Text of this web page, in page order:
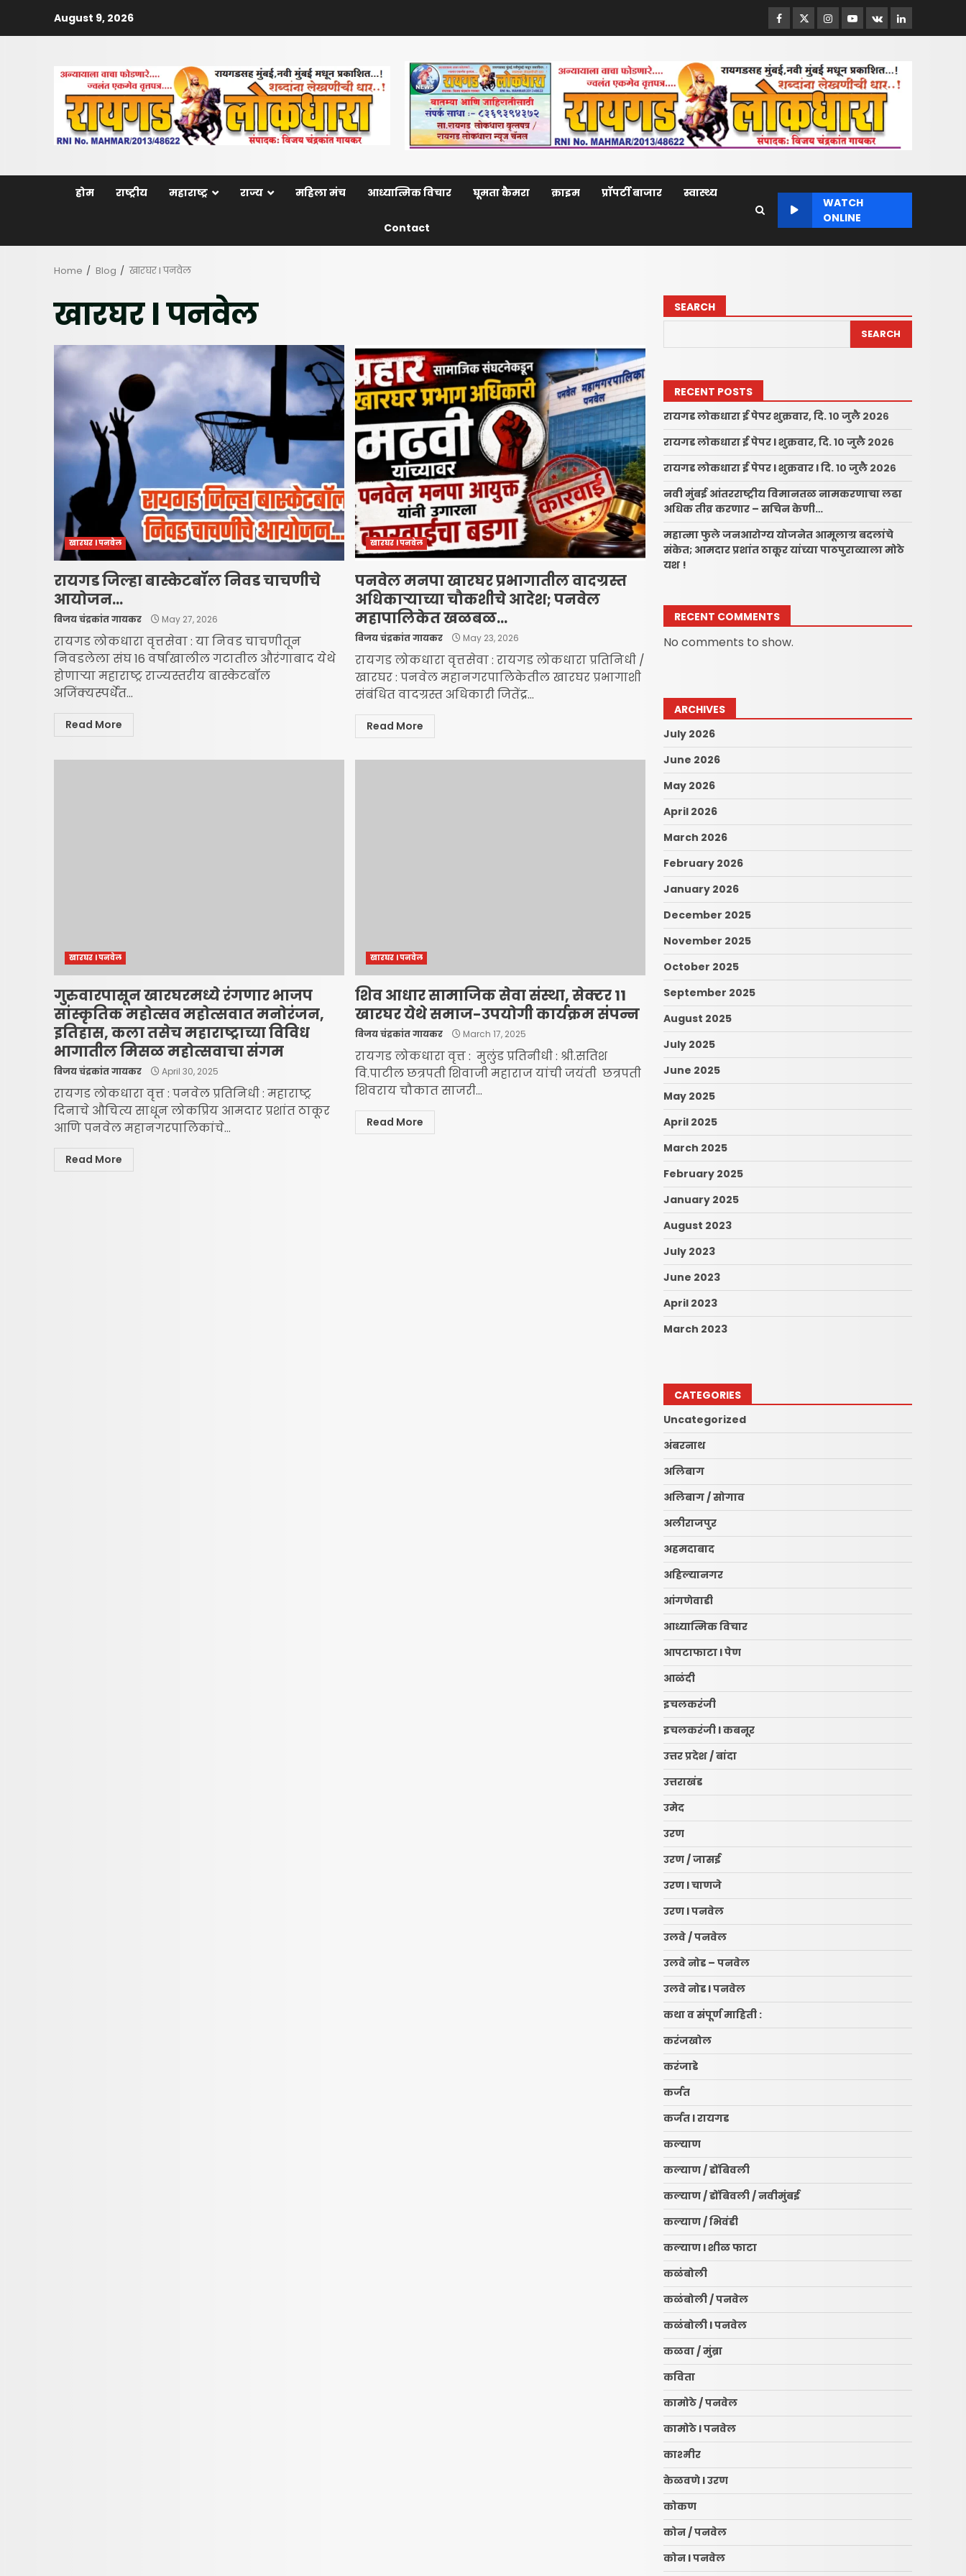
August 9, 2026 Facebook
TwitterInstagram
Youtube
VK LinkedIn
होम राष्ट्रीय महाराष्ट्र राज्य महिला मंच आध्यात्मिक विचार घूमता कैमरा क्राइम प्रॉपर्टी बाजार स्वास्थ्य
Contact
WATCH
ONLINE
Home Blog खारघर l पनवेल
खारघर l पनवेल
खारघर l पनवेल
रायगड जिल्हा बास्केटबॉल निवड चाचणीचे
आयोजन…
विजय चंद्रकांत गायकर May 27, 2026
रायगड लोकधारा वृत्तसेवा : या निवड चाचणीतून
निवडलेला संघ 16 वर्षाखालील गटातील औरंगाबाद येथे
होणार्‍या महाराष्ट्र राज्यस्तरीय बास्केटबॉल
अजिंक्यस्पर्धेत...
Read More
खारघर l पनवेल
पनवेल मनपा खारघर प्रभागातील वादग्रस्त
अधिकाऱ्याच्या चौकशीचे आदेश; पनवेल
महापालिकेत खळबळ…
विजय चंद्रकांत गायकर May 23, 2026
रायगड लोकधारा वृत्तसेवा : रायगड लोकधारा प्रतिनिधी /
खारघर : पनवेल महानगरपालिकेतील खारघर प्रभागाशी
संबंधित वादग्रस्त अधिकारी जितेंद्र...
Read More
खारघर l पनवेल
गुरुवारपासून खारघरमध्ये रंगणार भाजप
सांस्कृतिक महोत्सव महोत्सवात मनोरंजन,
इतिहास, कला तसेच महाराष्ट्राच्या विविध
भागातील मिसळ महोत्सवाचा संगम
विजय चंद्रकांत गायकर April 30, 2025
रायगड लोकधारा वृत्त : पनवेल प्रतिनिधी : महाराष्ट्र
दिनाचे औचित्य साधून लोकप्रिय आमदार प्रशांत ठाकूर
आणि पनवेल महानगरपालिकांचे...
Read More
खारघर l पनवेल
शिव आधार सामाजिक सेवा संस्था, सेक्टर 11
खारघर येथे समाज-उपयोगी कार्यक्रम संपन्न
विजय चंद्रकांत गायकर March 17, 2025
रायगड लोकधारा वृत्त : मुलुंड प्रतिनीधी : श्री.सतिश
वि.पाटील छत्रपती शिवाजी महाराज यांची जयंती छत्रपती
शिवराय चौकात साजरी...
Read More
SEARCH
SEARCH
RECENT POSTS
रायगड लोकधारा ई पेपर शुक्रवार, दि. १० जुलै २०२६
रायगड लोकधारा ई पेपर l शुक्रवार, दि. १० जुलै २०२६
रायगड लोकधारा ई पेपर l शुक्रवार l दि. १० जुलै २०२६
नवी मुंबई आंतरराष्ट्रीय विमानतळ नामकरणाचा लढा
अधिक तीव्र करणार – सचिन केणी…
महात्मा फुले जनआरोग्य योजनेत आमूलाग्र बदलांचे
संकेत; आमदार प्रशांत ठाकूर यांच्या पाठपुराव्याला मोठे
यश !
RECENT COMMENTS
No comments to show.
ARCHIVES
July 2026
June 2026
May 2026
April 2026
March 2026
February 2026
January 2026
December 2025
November 2025
October 2025
September 2025
August 2025
July 2025
June 2025
May 2025
April 2025
March 2025
February 2025
January 2025
August 2023
July 2023
June 2023
April 2023
March 2023
CATEGORIES
Uncategorized
अंबरनाथ
अलिबाग
अलिबाग / सोगाव
अलीराजपुर
अहमदाबाद
अहिल्यानगर
आंगणेवाडी
आध्यात्मिक विचार
आपटाफाटा l पेण
आळंदी
इचलकरंजी
इचलकरंजी l कबनूर
उत्तर प्रदेश / बांदा
उत्तराखंड
उमेद
उरण
उरण / जासई
उरण l चाणजे
उरण l पनवेल
उलवे / पनवेल
उलवे नोड – पनवेल
उलवे नोड l पनवेल
कथा व संपूर्ण माहिती :
करंजखोल
करंजाडे
कर्जत
कर्जत l रायगड
कल्याण
कल्याण / डोंबिवली
कल्याण / डोंबिवली / नवीमुंबई
कल्याण / भिवंडी
कल्याण l शीळ फाटा
कळंबोली
कळंबोली / पनवेल
कळंबोली l पनवेल
कळवा / मुंब्रा
कविता
कामोठे / पनवेल
कामोठे l पनवेल
काश्मीर
केळवणे l उरण
कोकण
कोन / पनवेल
कोन l पनवेल